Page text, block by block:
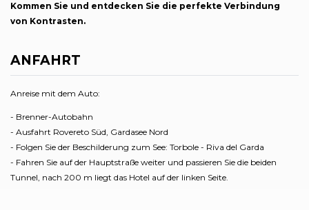
Kommen Sie und entdecken Sie die perfekte Verbindung
von Kontrasten.
ANFAHRT
Anreise mit dem Auto:
- Brenner-Autobahn
- Ausfahrt Rovereto Süd, Gardasee Nord
- Folgen Sie der Beschilderung zum See: Torbole - Riva del Garda
- Fahren Sie auf der Hauptstraße weiter und passieren Sie die beiden
Tunnel, nach 200 m liegt das Hotel auf der linken Seite.